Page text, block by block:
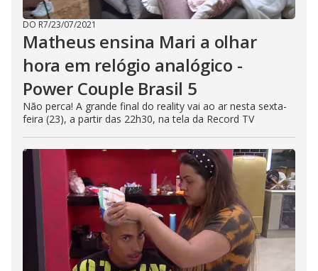
DO R7/23/07/2021
Matheus ensina Mari a olhar
hora em relógio analógico -
Power Couple Brasil 5
Não perca! A grande final do reality vai ao ar nesta sexta-
feira (23), a partir das 22h30, na tela da Record TV